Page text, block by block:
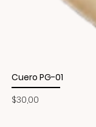
Cuero PG-01
Precio
$30,00